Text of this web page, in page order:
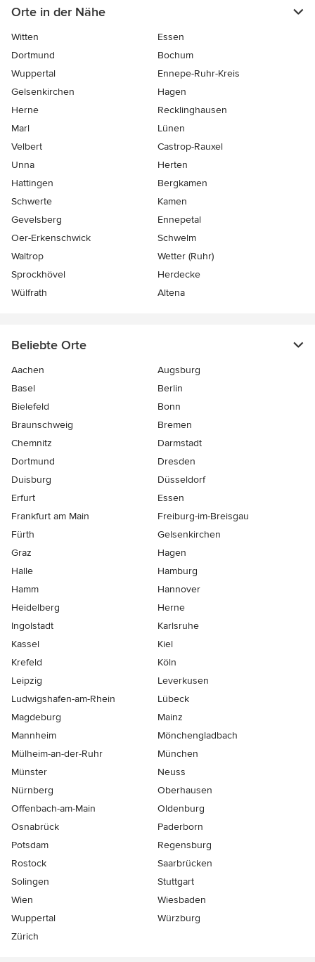
Orte in der Nähe
Witten
Essen
Dortmund
Bochum
Wuppertal
Ennepe-Ruhr-Kreis
Gelsenkirchen
Hagen
Herne
Recklinghausen
Marl
Lünen
Velbert
Castrop-Rauxel
Unna
Herten
Hattingen
Bergkamen
Schwerte
Kamen
Gevelsberg
Ennepetal
Oer-Erkenschwick
Schwelm
Waltrop
Wetter (Ruhr)
Sprockhövel
Herdecke
Wülfrath
Altena
Beliebte Orte
Aachen
Augsburg
Basel
Berlin
Bielefeld
Bonn
Braunschweig
Bremen
Chemnitz
Darmstadt
Dortmund
Dresden
Duisburg
Düsseldorf
Erfurt
Essen
Frankfurt am Main
Freiburg-im-Breisgau
Fürth
Gelsenkirchen
Graz
Hagen
Halle
Hamburg
Hamm
Hannover
Heidelberg
Herne
Ingolstadt
Karlsruhe
Kassel
Kiel
Krefeld
Köln
Leipzig
Leverkusen
Ludwigshafen-am-Rhein
Lübeck
Magdeburg
Mainz
Mannheim
Mönchen­gladbach
Mülheim-an-der-Ruhr
München
Münster
Neuss
Nürnberg
Oberhausen
Offenbach-am-Main
Oldenburg
Osnabrück
Paderborn
Potsdam
Regensburg
Rostock
Saarbrücken
Solingen
Stuttgart
Wien
Wiesbaden
Wuppertal
Würzburg
Zürich